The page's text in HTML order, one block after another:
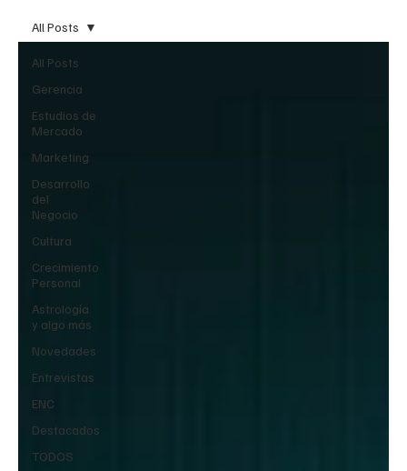
All Posts
Gerencia
Estudios de
Mercado
Marketing
Desarrollo
del
Negocio
Cultura
Crecimiento
Personal
Astrología
y algo más
Novedades
Entrevistas
ENC
Destacados
TODOS
All Posts